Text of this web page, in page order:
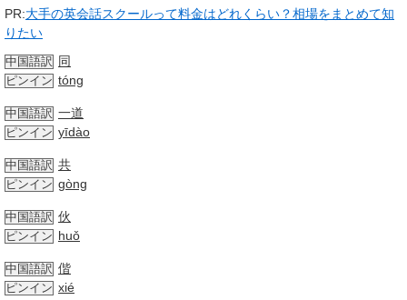
PR:大手の英会話スクールって料金はどれくらい？相場をまとめて知
りたい
中国語訳 同
ピンイン tóng
中国語訳 一道
ピンイン yīdào
中国語訳 共
ピンイン gòng
中国語訳 伙
ピンイン huǒ
中国語訳 偕
ピンイン xié